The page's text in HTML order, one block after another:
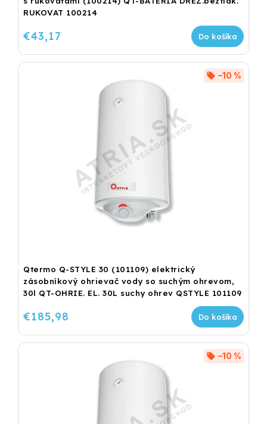
RUKOVAT 100214
€43,17 Do košíka
Qtermo Q-STYLE 30 (101109) elektrický
zásobníkový ohrievač vody so suchým ohrevom,
30l QT-OHRIE. EL. 30L suchy ohrev QSTYLE 101109
–10 %
€185,98 Do košíka
–10 %